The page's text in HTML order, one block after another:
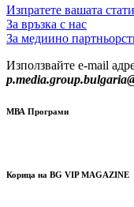
Изпратете вашата
За връзка с нас
За медиино
Използвайте e-mail
МВА Програми
Корица на BG VIP MAGAZINE